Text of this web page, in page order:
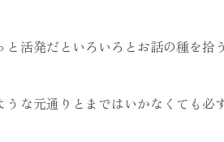
活発だといろいろとお話の種を拾
な元通りとまではいかなくても必